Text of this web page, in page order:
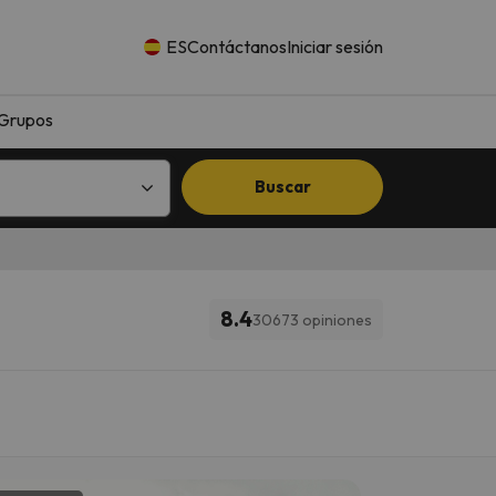
ESContáctanosIniciar sesión
Buscar
8.430673 opiniones